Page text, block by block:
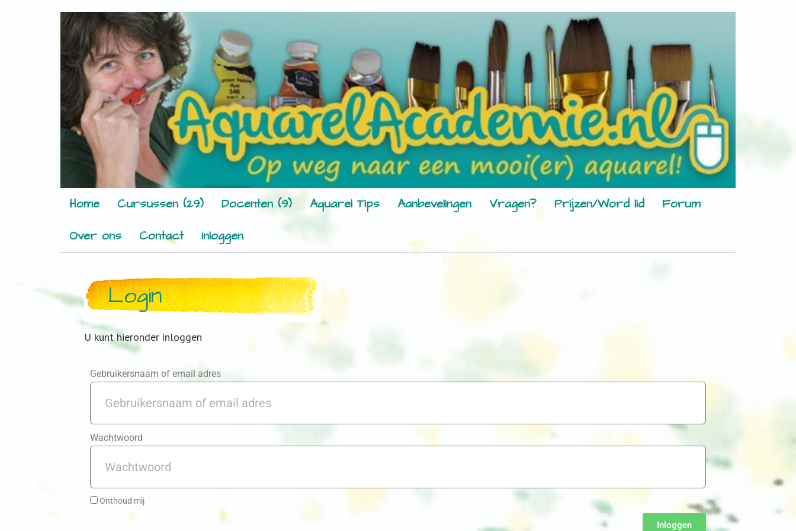
Home Cursussen (29) Docenten (9) Aquarel Tips Aanbevelingen Vragen? Prijzen/Word lid
Forum
Over ons
Contact Inloggen
Login
U kunt hieronder inloggen
Gebruikersnaam of email adres
Wachtwoord
Onthoud mij
Inloggen